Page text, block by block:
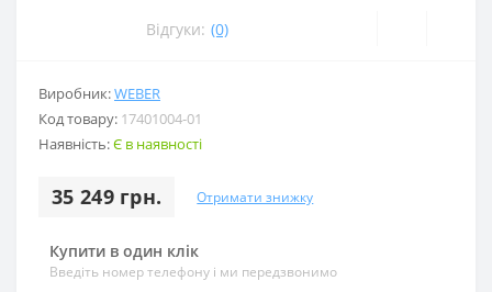
Відгуки: (0)
Виробник:WEBER
Код товару: 17401004-01
Наявність:Є в наявності
35 249 грн. Отримати знижку
Купити в один клік
Введіть номер телефону і ми передзвонимо